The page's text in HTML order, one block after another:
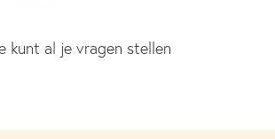
kunt al je vragen stellen